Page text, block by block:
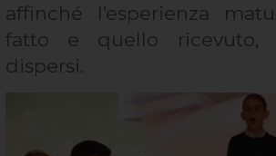
affinché l’esperienza
fatto e quello ricevuto,
dispersi.